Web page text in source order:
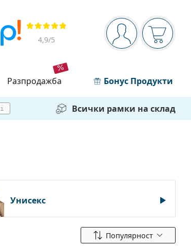
Navigation panel
Вие сте вписани
Прегледи
4,9/5
разпродажба Бонус Продукти
i Всички рамки на склад
Унисекс
Сортиране по
Популярност